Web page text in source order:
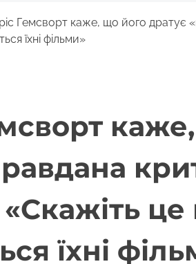
Гемсворт каже, що його дратує
їхні фільми»
це
їхні